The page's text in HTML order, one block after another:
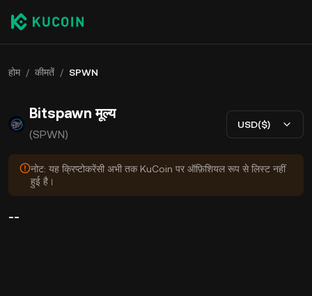
होम / कीमतें / SPWN
Bitspawn मूल्य
(SPWN)
USD($)
नोट: यह क्रिप्टोकरेंसी अभी तक KuCoin पर ऑफ़िशियल रूप से लिस्ट नहीं
हुई है।
--